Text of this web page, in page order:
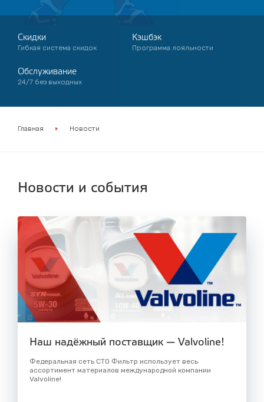
Скидки
Гибкая система скидок
Кэшбэк
Программа лояльности
Обслуживание
24/7 без выходных
Главная Новости
Новости и события
Наш надёжный поставщик — Valvoline!
Федеральная сеть СТО Фильтр использует весь
ассортимент материалов международной компании
Valvoline!